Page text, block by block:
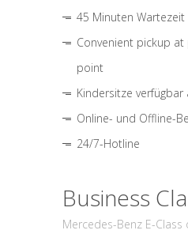
45 Minuten
Convenient pickup
point
Kindersitze verfügbar
Online- und Offline-
24/7-Hotline
Business
Mercedes-Benz E-